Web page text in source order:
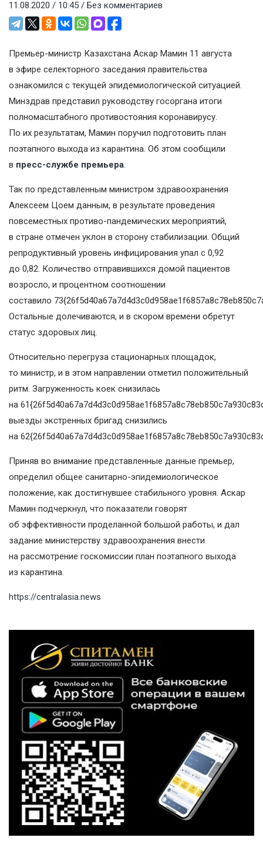
11.08.2020 / 10:45 / Без комментариев
Премьер-министр Казахстана Аскар Мамин 11 августа
в эфире селекторного заседания правительства
ознакомился с текущей эпидемиологической ситуацией.
Минздрав представил руководству госоргана итоги
полномасштабного противостояния коронавирусу.
По их результатам, Мамин поручил подготовить план
поэтапного выхода из карантина. Об этом сообщили
в пресс-службе премьера.
Так по представленным министром здравоохранения
Алексеем Цоем данным, в результате проведения
повсеместных противо-пандемических мероприятий,
в стране отмечен уклон в сторону стабилизации. Общий
репродуктивный уровень инфицирования упал с 0,92
до 0,82. Количество отправившихся домой пациентов
возросло, и процентном соотношении
составило
Остальные долечиваются, и в скором времени обретут
статус здоровых лиц.
Относительно перегруза стационарных площадок,
то министр, и в этом направлении отметил положительный
ритм. Загруженность коек снизилась
на
выезды экстренных бригад снизились
на
Приняв во внимание представленные данные премьер,
определил общее санитарно-эпидемиологическое
положение, как достигнувшее стабильного уровня. Аскар
Мамин подчеркнул, что показатели говорят
об эффективности проделанной большой работы, и дал
задание министерству здравоохранения внести
на рассмотрение госкомиссии план поэтапного выхода
из карантина.
https://centralasia.news